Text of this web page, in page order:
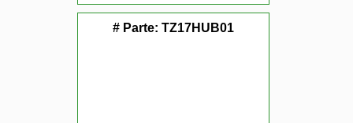
# Parte: TZ17HUB01